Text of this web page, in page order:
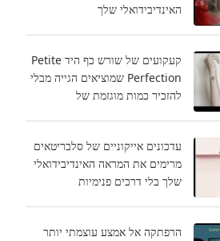
האינדיבידואלי שלך
קעקועים של שורש כף היד Petite
Perfection שמוציאים הגייה מבלי
להזכיר כמות מוגזמת של
עדכונים אייקוניים של סלבריטאים
מרימים את המראה האינדיבידואלי
שלך בלי דרכים פנימיות
הרפתקה אל אמצע עוצמתי יותר